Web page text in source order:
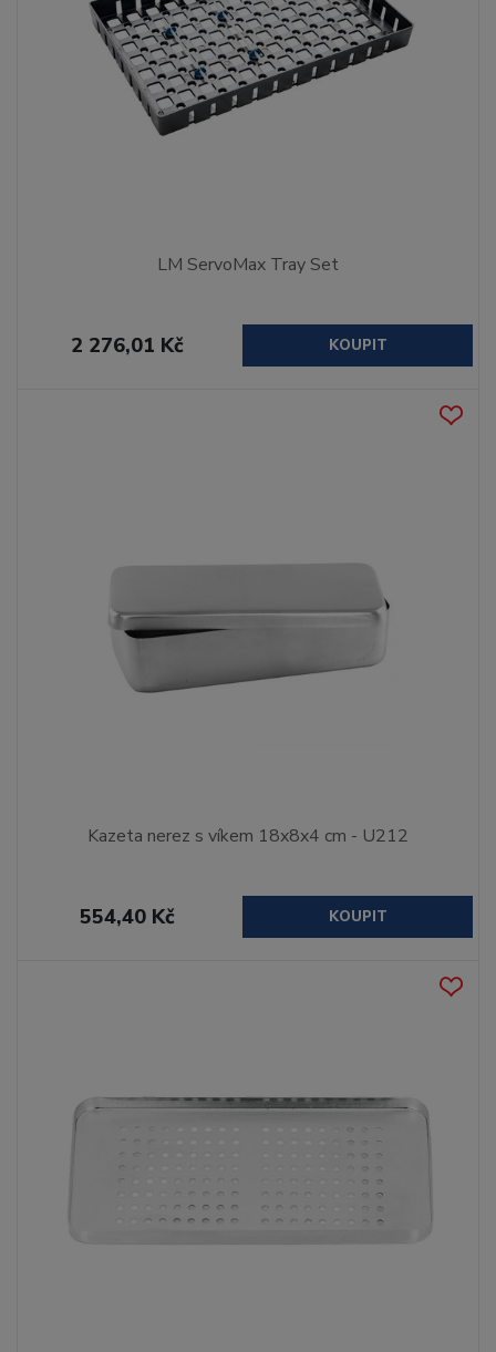
LM ServoMax Tray Set
2 276,01 Kč KOUPIT
Kazeta nerez s víkem 18x8x4 cm - U212
554,40 Kč KOUPIT